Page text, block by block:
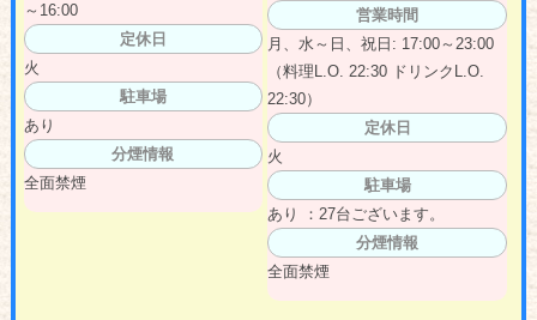
～16:00
定休日
火
駐車場
あり
分煙情報
全面禁煙
営業時間
月、水～日、祝日: 17:00～23:00
（料理L.O. 22:30 ドリンクL.O.
22:30）
定休日
火
駐車場
あり ：27台ございます。
分煙情報
全面禁煙